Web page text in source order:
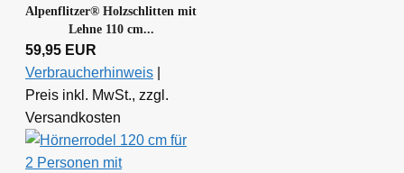
Alpenflitzer® Holzschlitten mit
Lehne 110 cm...
59,95 EUR
Verbraucherhinweis
Preis inkl. MwSt., zzgl.
Versandkosten